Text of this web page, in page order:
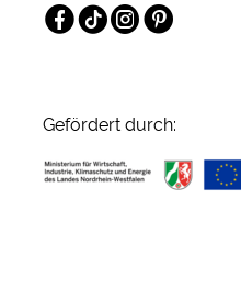
Facebook
TikTokInstagramPinterest
Gefördert durch: